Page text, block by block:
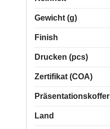
Gewicht (g)
Finish
Drucken (pcs)
Zertifikat (COA)
Präsentationskoffer
Land